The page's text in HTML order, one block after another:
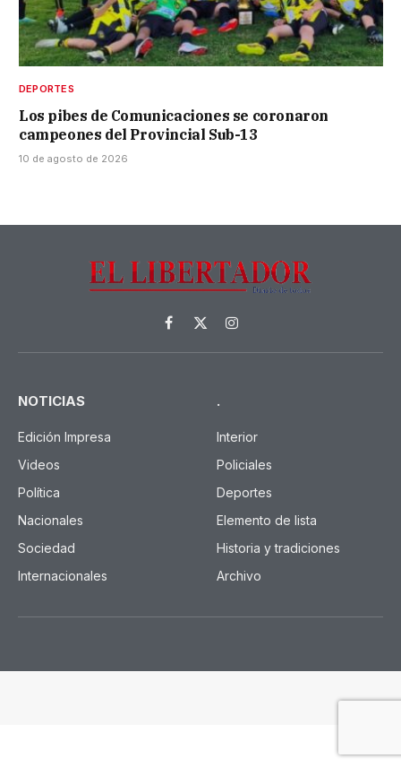
DEPORTES
Los pibes de Comunicaciones se coronaron
campeones del Provincial Sub-13
10 de agosto de 2026
Facebook
X
(Twitter)
Instagram
NOTICIAS
Edición Impresa
Videos
Política
Nacionales
Sociedad
Internacionales
.
Interior
Policiales
Deportes
Elemento de lista
Historia y tradiciones
Archivo